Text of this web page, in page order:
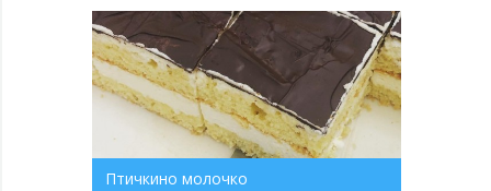
Птичкино молочко